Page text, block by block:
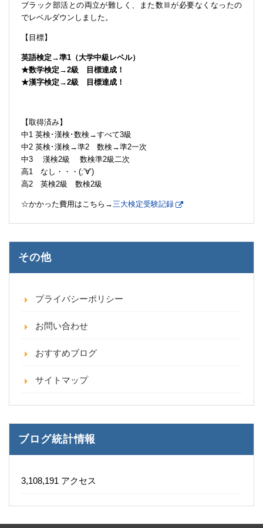
ブラック部活との両立が難しく、また数Ⅲが必要なくなったの
でレベルダウンしました。
【目標】
英語検定→準1（大学中級レベル）
★数学検定→2級 目標達成！
★漢字検定→2級 目標達成！
【取得済み】
中1 英検･漢検･数検→すべて3級
中2 英検･漢検→準2 数検→準2一次
中3 漢検2級 数検準2級二次
高1 なし・・・(;’∀’)
高2 英検2級 数検2級
☆かかった費用はこちら→三大検定受験記録
その他
プライバシーポリシー
お問い合わせ
おすすめブログ
サイトマップ
ブログ統計情報
3,108,191 アクセス